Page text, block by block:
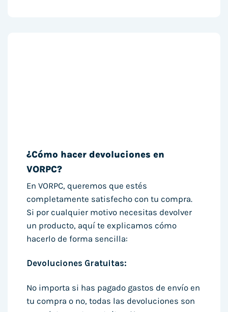
¿Cómo hacer devoluciones en
VORPC?
En VORPC, queremos que estés
completamente satisfecho con tu compra.
Si por cualquier motivo necesitas devolver
un producto, aquí te explicamos cómo
hacerlo de forma sencilla:
Devoluciones Gratuitas:
No importa si has pagado gastos de envío en
tu compra o no, todas las devoluciones son